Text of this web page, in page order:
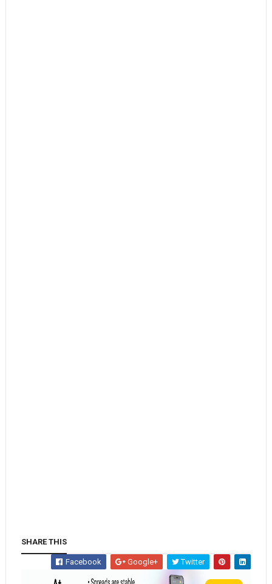
SHARE THIS
Facebook Google+ Twitter